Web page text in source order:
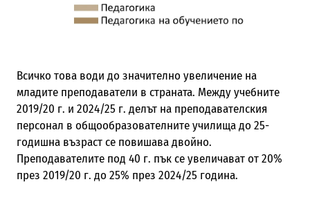
Всичко това води до значително увеличение на
младите преподаватели в страната. Между учебните
2019/20 г. и 2024/25 г. делът на преподавателския
персонал в общообразователните училища до 25-
годишна възраст се повишава двойно.
Преподавателите под 40 г. пък се увеличават от 20%
през 2019/20 г. до 25% през 2024/25 година.